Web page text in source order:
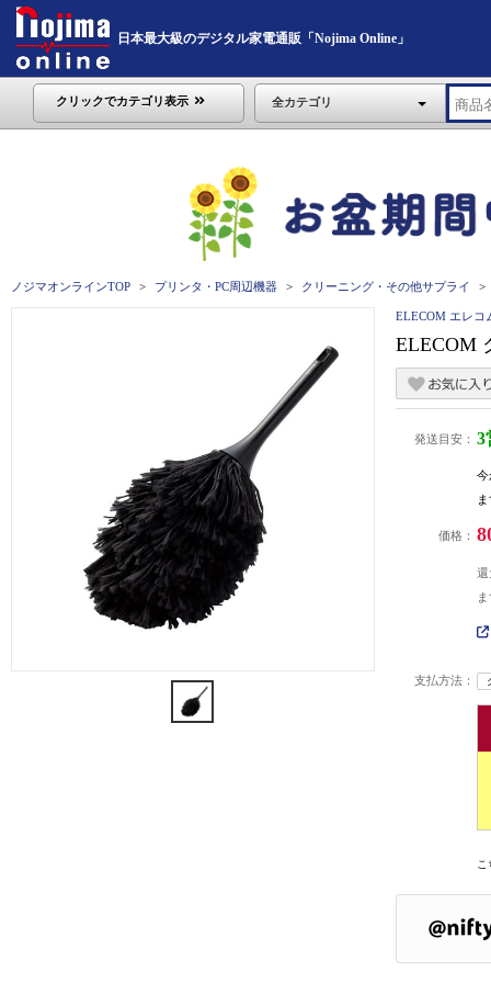
日本最大級のデジタル家電通販「Nojima Online」
クリックでカテゴリ表示 全カテゴリ
ノジマオンラインTOP プリンタ・PC周辺機器 クリーニング・その他サプライ
ELECOM エレコ
ELECOM
発送目安： 3
価格：
還
支払方法：